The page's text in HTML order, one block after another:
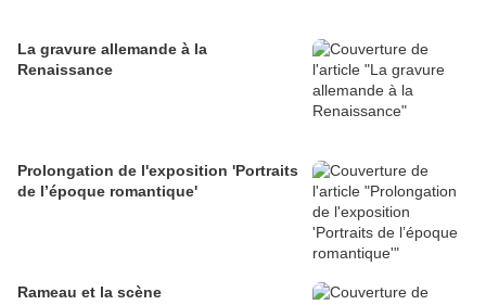
La gravure allemande à la
Renaissance
Prolongation de l'exposition 'Portraits
de l’époque romantique'
Rameau et la scène